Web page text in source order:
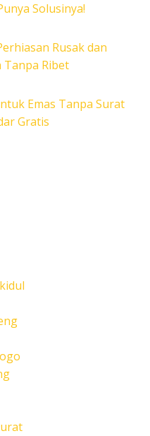
Solusinya!
Rusak dan
Tanpa Ribet
Emas Tanpa Surat
Gratis